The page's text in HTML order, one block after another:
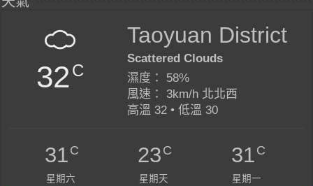
32C
Taoyuan District
Scattered Clouds
濕度： 58%
風速： 3km/h 北北西
高溫 32 • 低溫 30
31C
星期六
23C
星期天
31C
星期一